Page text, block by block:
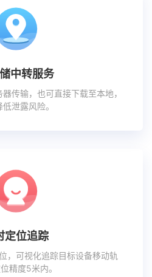
中转服务
传输，也可直接下载至本地，
泄露风险。
定位追踪
，可视化追踪目标设备移动轨
精度5米内。